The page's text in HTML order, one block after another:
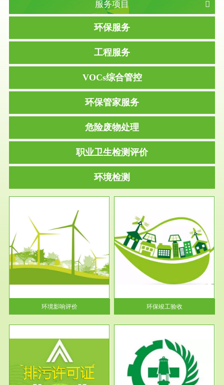
服务项目
环保服务
工程服务
VOCs综合管控
环保管家服务
危险废物处理
职业卫生检测评价
环境检测
环境影响评价
服务范围
环保竣工验收
根据《建设项目环境保护管理条
例》第十七条 编制环境影响报
告书、...
环保竣工验收
服务范围
应急预案